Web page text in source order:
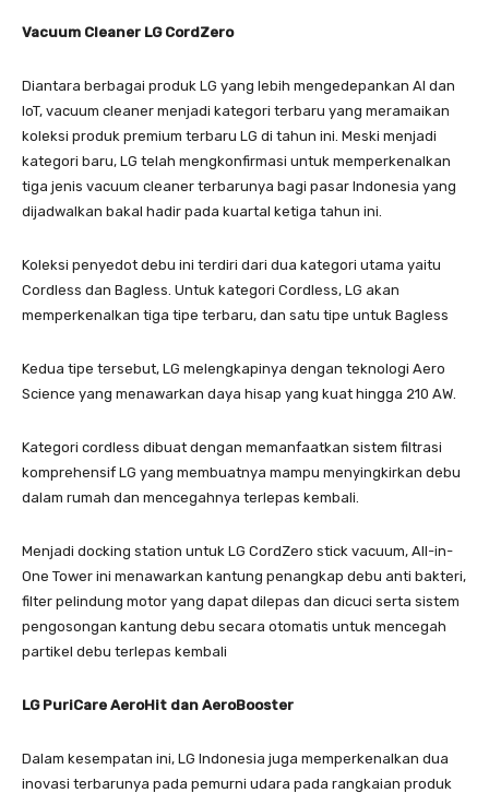
Vacuum Cleaner LG CordZero
Diantara berbagai produk LG yang lebih mengedepankan AI dan
IoT, vacuum cleaner menjadi kategori terbaru yang meramaikan
koleksi produk premium terbaru LG di tahun ini. Meski menjadi
kategori baru, LG telah mengkonfirmasi untuk memperkenalkan
tiga jenis vacuum cleaner terbarunya bagi pasar Indonesia yang
dijadwalkan bakal hadir pada kuartal ketiga tahun ini.
Koleksi penyedot debu ini terdiri dari dua kategori utama yaitu
Cordless dan Bagless. Untuk kategori Cordless, LG akan
memperkenalkan tiga tipe terbaru, dan satu tipe untuk Bagless
Kedua tipe tersebut, LG melengkapinya dengan teknologi Aero
Science yang menawarkan daya hisap yang kuat hingga 210 AW.
Kategori cordless dibuat dengan memanfaatkan sistem filtrasi
komprehensif LG yang membuatnya mampu menyingkirkan debu
dalam rumah dan mencegahnya terlepas kembali.
Menjadi docking station untuk LG CordZero stick vacuum, All-in-
One Tower ini menawarkan kantung penangkap debu anti bakteri,
filter pelindung motor yang dapat dilepas dan dicuci serta sistem
pengosongan kantung debu secara otomatis untuk mencegah
partikel debu terlepas kembali
LG PuriCare AeroHit dan AeroBooster
Dalam kesempatan ini, LG Indonesia juga memperkenalkan dua
inovasi terbarunya pada pemurni udara pada rangkaian produk